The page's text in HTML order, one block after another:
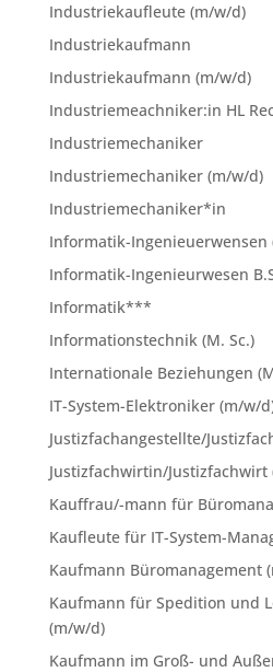
Industriekaufleute (m/w/d)
Industriekaufmann
Industriekaufmann (m/w/d)
Industriemeachniker:in HL
Industriemechaniker
Industriemechaniker (m/w/d)
Industriemechaniker*in
Informatik-Ingenieuerwensen
Informatik-Ingenieurwesen
Informatik***
Informationstechnik (M. Sc.)
Internationale Beziehungen
IT-System-Elektroniker (m/w/
Justizfachangestellte/
Justizfachwirtin/Justizfachwirt
Kauffrau/-mann für
Kaufleute für IT-System-
Kaufmann Büromanagement
Kaufmann für Spedition und
(m/w/d)
Kaufmann im Groß- und